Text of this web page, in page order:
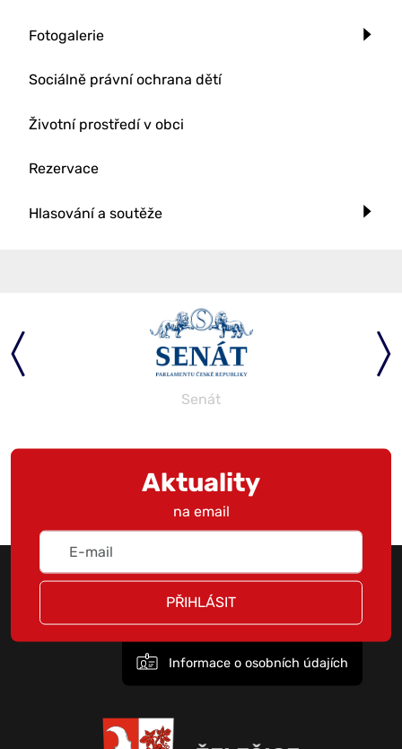
Fotogalerie
Sociálně právní ochrana dětí
Životní prostředí v obci
Rezervace
Hlasování a soutěže
Senát
Aktuality
na email
PŘIHLÁSIT
Informace o osobních údajích